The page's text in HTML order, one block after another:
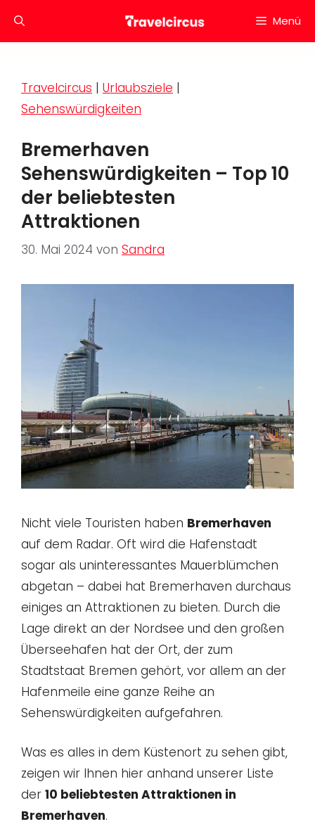
Inhalt
Menü
Travelcircus | Urlaubsziele |
Sehenswürdigkeiten
Bremerhaven
Sehenswürdigkeiten – Top 10
der beliebtesten
Attraktionen
30. Mai 2024 von Sandra
Nicht viele Touristen haben Bremerhaven
auf dem Radar. Oft wird die Hafenstadt
sogar als uninteressantes Mauerblümchen
abgetan – dabei hat Bremerhaven durchaus
einiges an Attraktionen zu bieten. Durch die
Lage direkt an der Nordsee und den großen
Überseehafen hat der Ort, der zum
Stadtstaat Bremen gehört, vor allem an der
Hafenmeile eine ganze Reihe an
Sehenswürdigkeiten aufgefahren.
Was es alles in dem Küstenort zu sehen gibt,
zeigen wir Ihnen hier anhand unserer Liste
der 10 beliebtesten Attraktionen in
Bremerhaven.